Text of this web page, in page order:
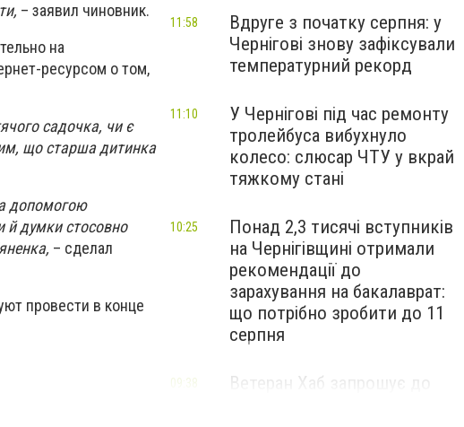
– заявил чиновник.
на
ресурсом о том,
садочка, чи є
що старша дитинка
допомогою
й думки стосовно
– сделал
провести в конце
Вдруге з початку серпня: у
Чернігові знову зафіксували
температурний рекорд
11:58
У Чернігові під час ремонту
тролейбуса вибухнуло
колесо: слюсар ЧТУ у вкрай
тяжкому стані
11:10
Понад 2,3 тисячі вступників
на Чернігівщині отримали
рекомендації до
зарахування на бакалаврат:
що потрібно зробити до 11
серпня
10:25
Ветеран Хаб запрошує до
09:38